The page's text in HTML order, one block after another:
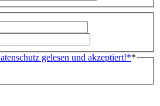
gelesen und akzeptiert!**